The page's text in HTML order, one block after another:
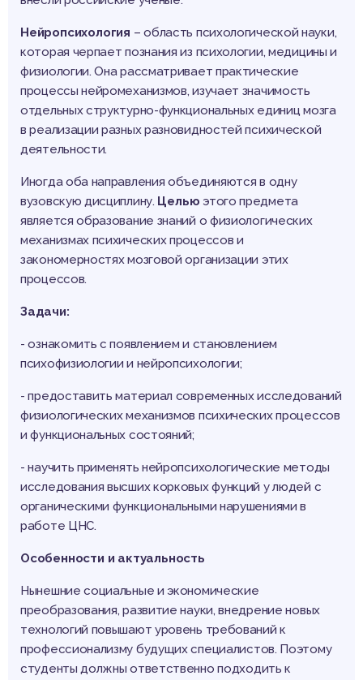
Нейропсихология – область психологической науки,
которая черпает познания из психологии, медицины и
физиологии. Она рассматривает практические
процессы нейромеханизмов, изучает значимость
отдельных структурно-функциональных единиц мозга
в реализации разных разновидностей психической
деятельности.
Иногда оба направления объединяются в одну
вузовскую дисциплину. Целью этого предмета
является образование знаний о физиологических
механизмах психических процессов и
закономерностях мозговой организации этих
процессов.
Задачи:
- ознакомить с появлением и становлением
психофизиологии и нейропсихологии;
- предоставить материал современных исследований
физиологических механизмов психических процессов
и функциональных состояний;
- научить применять нейропсихологические методы
исследования высших корковых функций у людей с
органическими функциональными нарушениями в
работе ЦНС.
Особенности и актуальность
Нынешние социальные и экономические
преобразования, развитие науки, внедрение новых
технологий повышают уровень требований к
профессионализму будущих специалистов. Поэтому
студенты должны ответственно подходить к